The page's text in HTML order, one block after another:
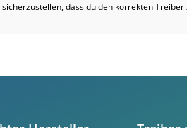
dass du den korrekten